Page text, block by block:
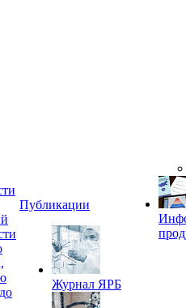
Публикации
Журнал ЯРБ